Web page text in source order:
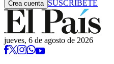
Crea cuenta SUSCRÍBETE
jueves, 6 de agosto de 2026